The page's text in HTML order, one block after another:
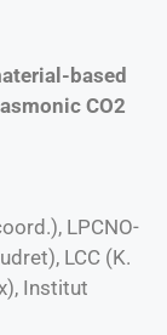
based
CO2
LPCNO-
LCC (K.
Institut